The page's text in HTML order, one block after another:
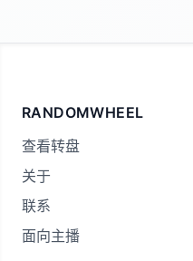
RANDOMWHEEL
查看转盘
关于
联系
面向主播